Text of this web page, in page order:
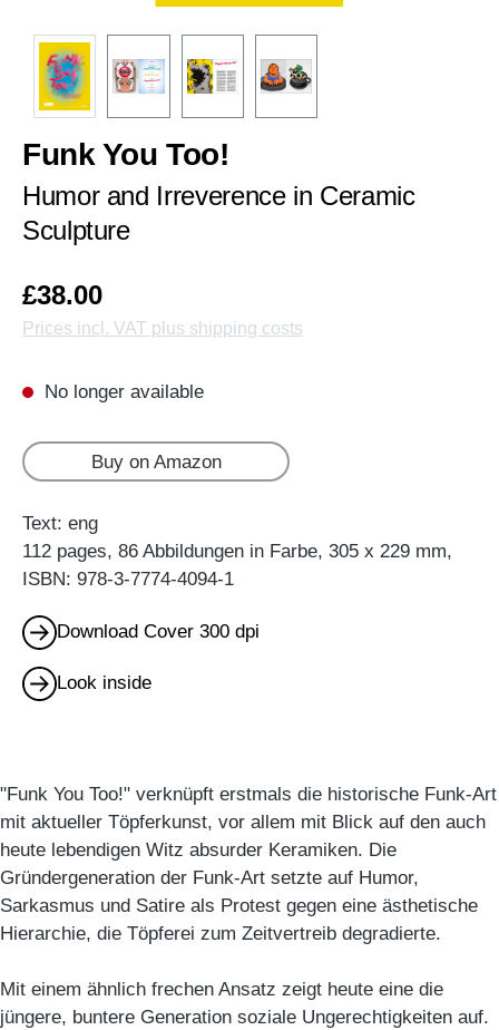
Funk You Too!
Humor and Irreverence in Ceramic
Sculpture
£38.00
Prices incl. VAT plus shipping costs
No longer available
Buy on Amazon
Text: eng
112 pages, 86 Abbildungen in Farbe, 305 x 229 mm,
ISBN: 978-3-7774-4094-1
Download Cover 300 dpi
Look inside
"Funk You Too!" verknüpft erstmals die historische Funk-Art
mit aktueller Töpferkunst, vor allem mit Blick auf den auch
heute lebendigen Witz absurder Keramiken. Die
Gründergeneration der Funk-Art setzte auf Humor,
Sarkasmus und Satire als Protest gegen eine ästhetische
Hierarchie, die Töpferei zum Zeitvertreib degradierte.
Mit einem ähnlich frechen Ansatz zeigt heute eine die
jüngere, buntere Generation soziale Ungerechtigkeiten auf.